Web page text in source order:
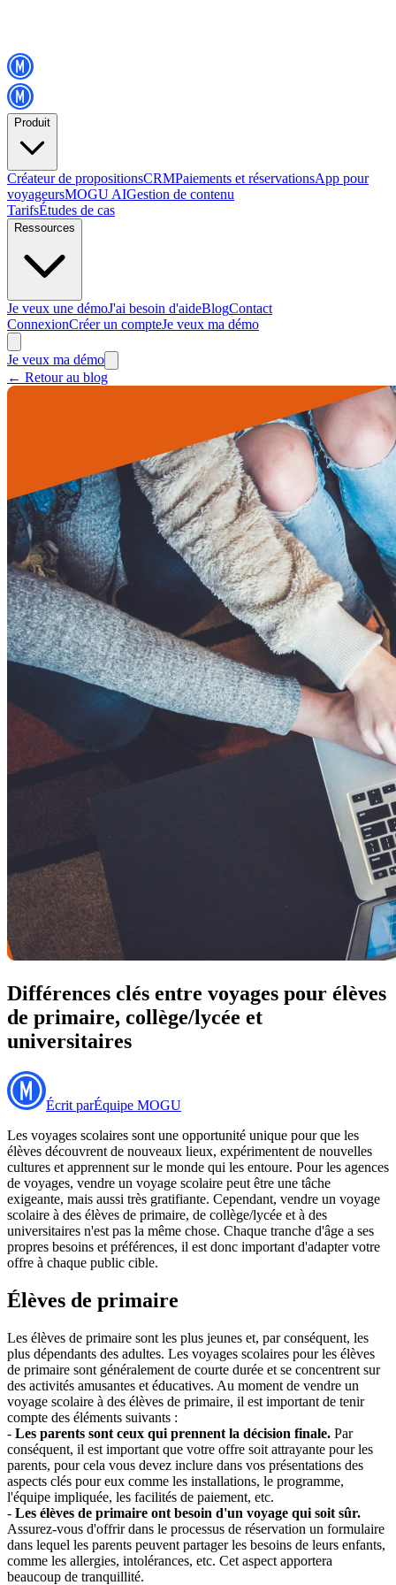
Produit
Créateur de propositionsCRMPaiements et réservationsApp pour
voyageursMOGU AIGestion de contenu
TarifsÉtudes de cas
Ressources
Je veux une démoJ'ai besoin d'aideBlogContact
ConnexionCréer un compteJe veux ma démo
Je veux ma démo
← Retour au blog
Différences clés entre voyages pour élèves
de primaire, collège/lycée et
universitaires
Écrit parÉquipe MOGU
Les voyages scolaires sont une opportunité unique pour que les
élèves découvrent de nouveaux lieux, expérimentent de nouvelles
cultures et apprennent sur le monde qui les entoure. Pour les agences
de voyages, vendre un voyage scolaire peut être une tâche
exigeante, mais aussi très gratifiante. Cependant, vendre un voyage
scolaire à des élèves de primaire, de collège/lycée et à des
universitaires n'est pas la même chose. Chaque tranche d'âge a ses
propres besoins et préférences, il est donc important d'adapter votre
offre à chaque public cible.
Élèves de primaire
Les élèves de primaire sont les plus jeunes et, par conséquent, les
plus dépendants des adultes. Les voyages scolaires pour les élèves
de primaire sont généralement de courte durée et se concentrent sur
des activités amusantes et éducatives. Au moment de vendre un
voyage scolaire à des élèves de primaire, il est important de tenir
compte des éléments suivants :
- Les parents sont ceux qui prennent la décision finale. Par
conséquent, il est important que votre offre soit attrayante pour les
parents, pour cela vous devez inclure dans vos présentations des
aspects clés pour eux comme les installations, le programme,
l'équipe impliquée, les facilités de paiement, etc.
- Les élèves de primaire ont besoin d'un voyage qui soit sûr.
Assurez-vous d'offrir dans le processus de réservation un formulaire
dans lequel les parents peuvent partager les besoins de leurs enfants,
comme les allergies, intolérances, etc. Cet aspect apportera
beaucoup de tranquillité.